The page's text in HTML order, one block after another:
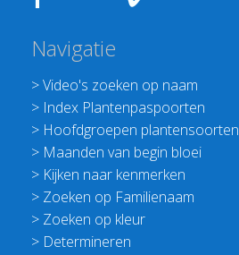
Navigatie
>Video's zoeken op naam
> Index Plantenpaspoorten
> Hoofdgroepen plantensoorten
> Maanden van begin bloei
> Kijken naar kenmerken
> Zoeken op Familienaam
> Zoeken op kleur
> Determineren